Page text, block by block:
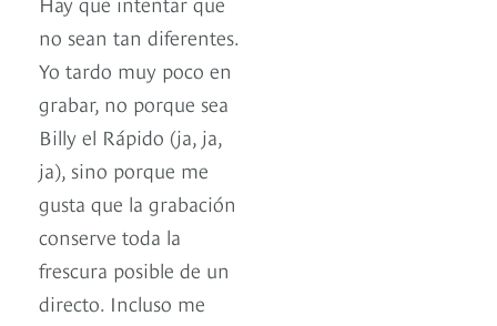
no sean tan diferentes.
Yo tardo muy poco en
grabar, no porque sea
Billy el Rápido (ja, ja,
ja), sino porque me
gusta que la grabación
conserve toda la
frescura posible de un
directo. Incluso me